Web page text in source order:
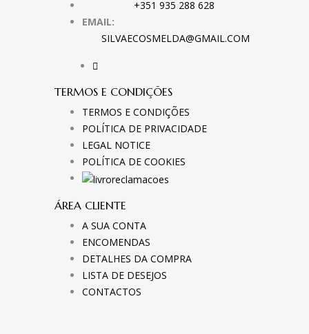
+351 935 288 628
EMAIL:
SILVAECOSMELDA@GMAIL.COM
TERMOS E CONDIÇÕES
TERMOS E CONDIÇÕES
POLÍTICA DE PRIVACIDADE
LEGAL NOTICE
POLÍTICA DE COOKIES
ÁREA CLIENTE
A SUA CONTA
ENCOMENDAS
DETALHES DA COMPRA
LISTA DE DESEJOS
CONTACTOS